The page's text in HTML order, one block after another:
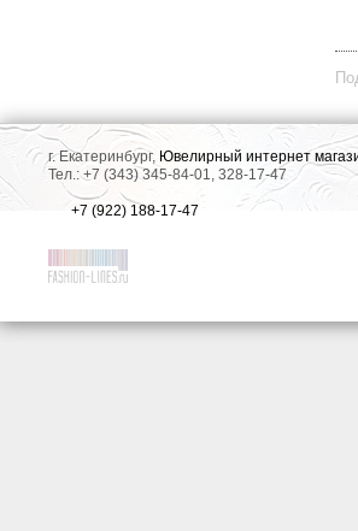
г. Екатеринбург, Ювелирный интернет
Тел.: +7 (343) 345-84-01, 328-17-47
+7 (922) 188-17-47